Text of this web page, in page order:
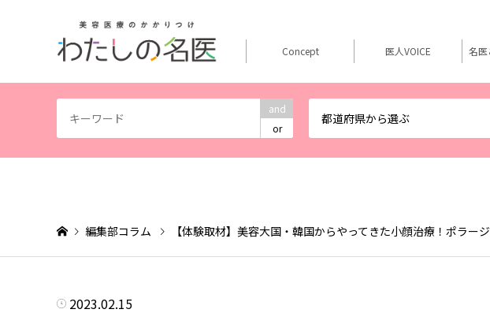
and
or
都道府県から選ぶ
Concept 医人VOICE 名医
編集部コラム 【体験取材】美容大国・韓国からやってきた小顔治療！ポラ
2023.02.15